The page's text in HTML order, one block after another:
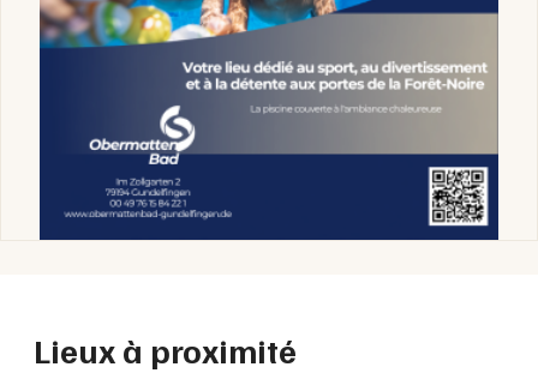
Lieux à proximité